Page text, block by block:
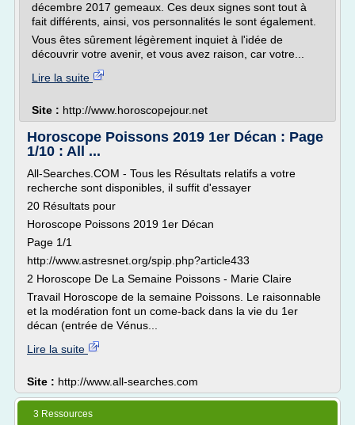
décembre 2017 gemeaux. Ces deux signes sont tout à
fait différents, ainsi, vos personnalités le sont également.
Vous êtes sûrement légèrement inquiet à l'idée de
découvrir votre avenir, et vous avez raison, car votre...
Lire la suite
Site : http://www.horoscopejour.net
Horoscope Poissons 2019 1er Décan : Page
1/10 : All ...
All-Searches.COM - Tous les Résultats relatifs a votre
recherche sont disponibles, il suffit d'essayer
20 Résultats pour
Horoscope Poissons 2019 1er Décan
Page 1/1
http://www.astresnet.org/spip.php?article433
2 Horoscope De La Semaine Poissons - Marie Claire
Travail Horoscope de la semaine Poissons. Le raisonnable
et la modération font un come-back dans la vie du 1er
décan (entrée de Vénus...
Lire la suite
Site : http://www.all-searches.com
3 Ressources